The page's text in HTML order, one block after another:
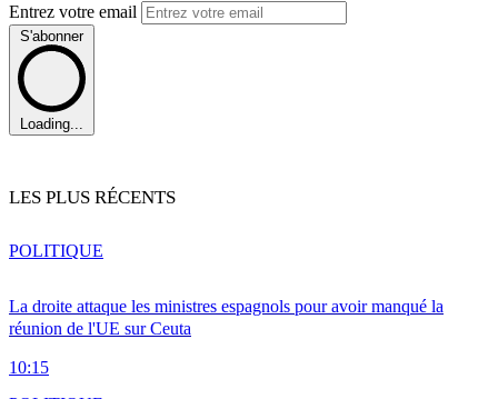
Entrez votre email
S'abonner
Loading...
LES PLUS RÉCENTS
La droite attaque les ministres espagnols pour avoir manqué la
réunion de l'UE sur Ceuta
10:15
POLITIQUE